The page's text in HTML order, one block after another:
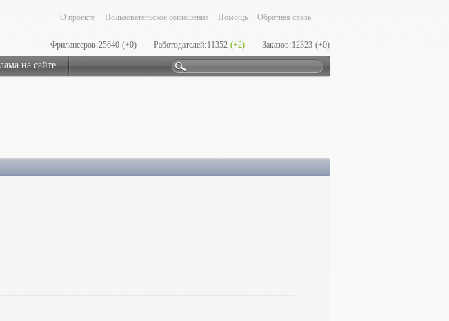
О проекте Пользовательское соглашение Помощь Обратная связь
Фрилансеров:25640 (+0) Работодателей:11352 (+2) Заказов:12323 (+0)
на сайте